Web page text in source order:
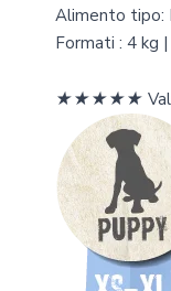
Alimento tipo:
Formati : 4 kg
★★★★★